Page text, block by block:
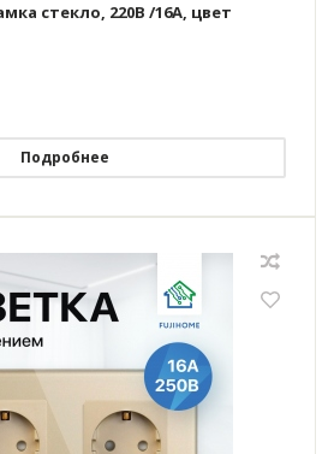
стекло, 220В /16А, цвет
Подробнее